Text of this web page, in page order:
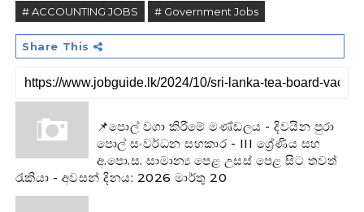
# ACCOUNTING JOBS
# Government Jobs
Share This
📌පොල් වගා කිරීමේ මණ්ඩලය - දිවයින පුරා
පොල් සංවර්ධන සහකාර - III ශ්‍රේණිය සහ
අ.පො.ස. සාමාන්‍ය පෙළ උසස් පෙළ සිට තවත්
රැකියා - අවසන් දිනය: 2026 මාර්තු 20